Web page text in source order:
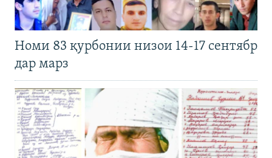
Номи 83 қурбонии низои 14-17 сентябр
дар марз